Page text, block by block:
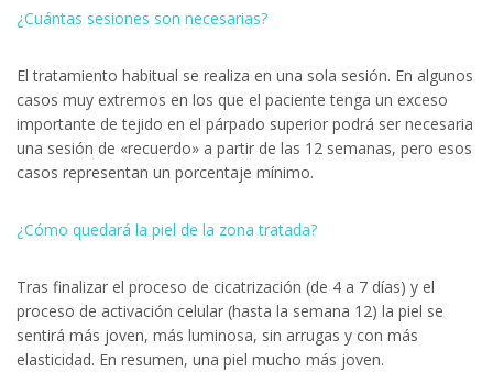
¿Cuántas sesiones son necesarias?
El tratamiento habitual se realiza en una sola sesión. En algunos
casos muy extremos en los que el paciente tenga un exceso
importante de tejido en el párpado superior podrá ser necesaria
una sesión de «recuerdo» a partir de las 12 semanas, pero esos
casos representan un porcentaje mínimo.
¿Cómo quedará la piel de la zona tratada?
Tras finalizar el proceso de cicatrización (de 4 a 7 días) y el
proceso de activación celular (hasta la semana 12) la piel se
sentirá más joven, más luminosa, sin arrugas y con más
elasticidad. En resumen, una piel mucho más joven.